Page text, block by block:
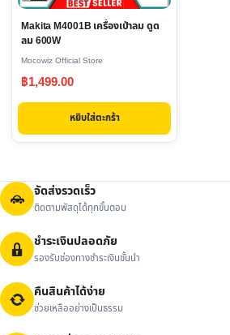
Makita M4001B เครื่องเป่าลม ดูด
ลม 600W
Mocowiz Official Store
฿1,499.00
หยิบใส่ตะกร้า
จัดส่งรวดเร็ว
ติดตามพัสดุได้ทุกขั้นตอน
ชำระเงินปลอดภัย
รองรับช่องทางชำระเงินชั้นนำ
คืนสินค้าได้ง่าย
ช่วยเหลืออย่างเป็นธรรม